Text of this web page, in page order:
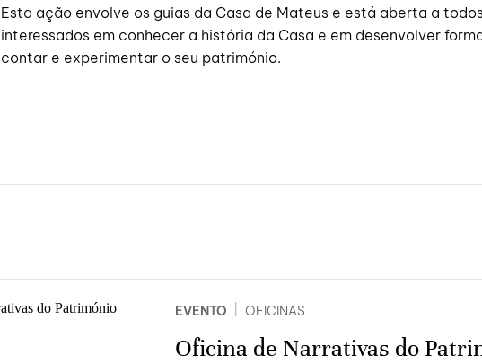
Esta ação envolve os guias da Casa de Mateus e está aberta a
interessados em conhecer a história da Casa e em desenvolver
contar e experimentar o seu património.
EVENTO OFICINAS
Oficina de Narrativas do